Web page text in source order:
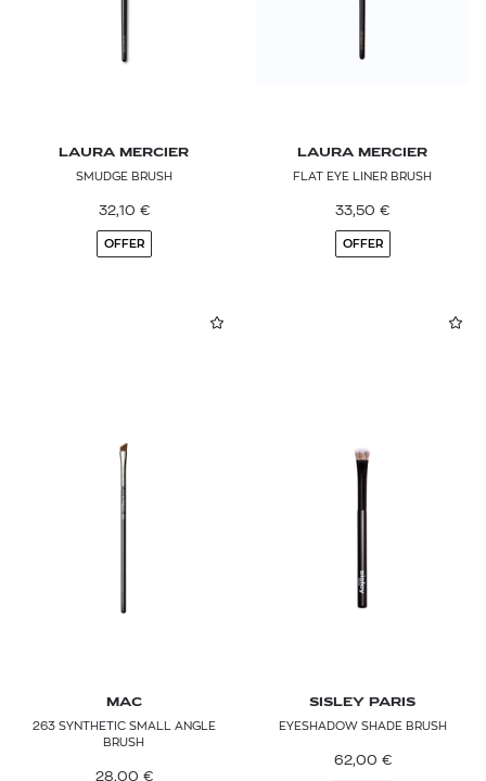
LAURA MERCIER
SMUDGE BRUSH
32,10 €
OFFER
LAURA MERCIER
FLAT EYE LINER BRUSH
33,50 €
OFFER
MAC
263 SYNTHETIC SMALL ANGLE
BRUSH
28,00 €
SISLEY PARIS
EYESHADOW SHADE BRUSH
62,00 €